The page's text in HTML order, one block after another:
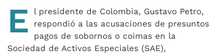
E
l presidente de Colombia, Gustavo Petro,
respondió a las acusaciones de presuntos
pagos de sobornos o coimas en la
Sociedad de Activos Especiales (SAE),